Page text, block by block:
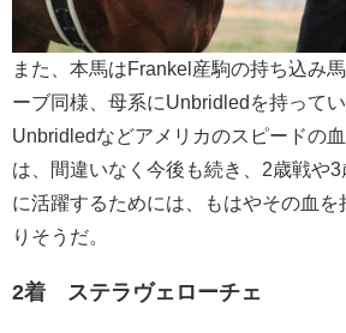
また、本馬はFrankel産駒の持ち込み
ーブ同様、母系にUnbridledを持って
Unbridledなどアメリカのスピードの
は、間違いなく今後も続き、2歳戦や
に活躍するためには、もはやその血を
りそうだ。
2着 ステラヴェローチェ